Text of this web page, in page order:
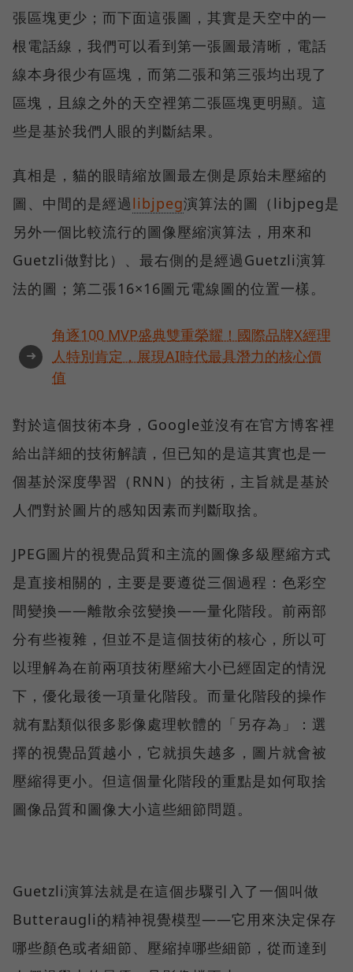
張區塊更少；而下面這張圖，其實是天空中的一
根電話線，我們可以看到第一張圖最清晰，電話
線本身很少有區塊，而第二張和第三張均出現了
區塊，且線之外的天空裡第二張區塊更明顯。這
些是基於我們人眼的判斷結果。
真相是，貓的眼睛縮放圖最左側是原始未壓縮的
圖、中間的是經過libjpeg演算法的圖（libjpeg是
另外一個比較流行的圖像壓縮演算法，用來和
Guetzli做對比）、最右側的是經過Guetzli演算
法的圖；第二張16×16圖元電線圖的位置一樣。
➜
角逐100 MVP盛典雙重榮耀！國際品牌X經理
人特別肯定，展現AI時代最具潛力的核心價
值
對於這個技術本身，Google並沒有在官方博客裡
給出詳細的技術解讀，但已知的是這其實也是一
個基於深度學習（RNN）的技術，主旨就是基於
人們對於圖片的感知因素而判斷取捨。
JPEG圖片的視覺品質和主流的圖像多級壓縮方式
是直接相關的，主要是要遵從三個過程：色彩空
間變換——離散余弦變換——量化階段。前兩部
分有些複雜，但並不是這個技術的核心，所以可
以理解為在前兩項技術壓縮大小已經固定的情況
下，優化最後一項量化階段。而量化階段的操作
就有點類似很多影像處理軟體的「另存為」：選
擇的視覺品質越小，它就損失越多，圖片就會被
壓縮得更小。但這個量化階段的重點是如何取捨
圖像品質和圖像大小這些細節問題。
Guetzli演算法就是在這個步驟引入了一個叫做
Butteraugli的精神視覺模型——它用來決定保存
哪些顏色或者細節、壓縮掉哪些細節，從而達到